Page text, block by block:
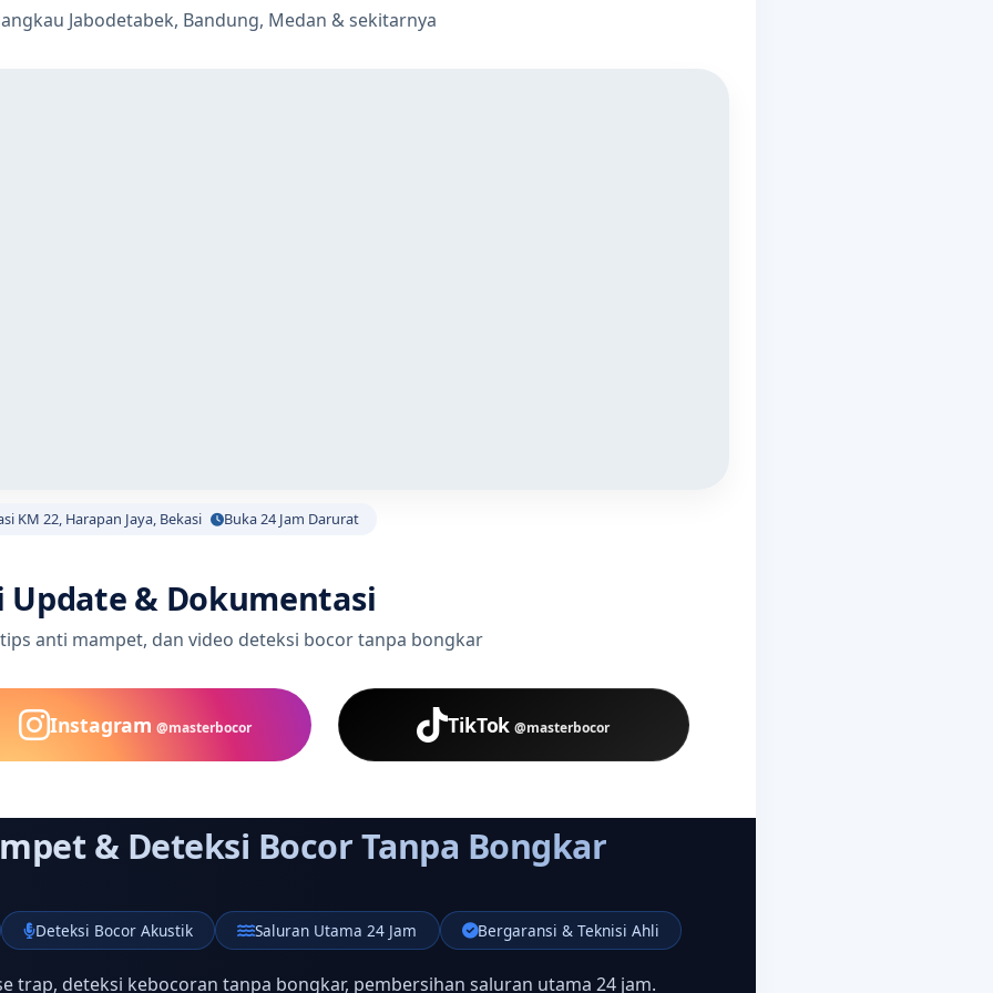
Jabodetabek, Bandung, Medan & sekitarnya
KM 22, Harapan Jaya, Bekasi Buka 24 Jam Darurat
& Dokumentasi
anti mampet, dan video deteksi bocor tanpa bongkar
Instagram @masterbocor TikTok @masterbocor
& Deteksi Bocor Tanpa Bongkar
Deteksi Bocor Akustik Saluran Utama 24 Jam Bergaransi & Teknisi Ahli
trap, deteksi kebocoran tanpa bongkar, pembersihan saluran utama 24 jam.